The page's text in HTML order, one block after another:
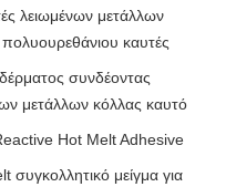
λειωμένων μετάλλων
καυτές
συνδέοντας
μετάλλων κόλλας καυτό
Hot Melt Adhesive
μείγμα για